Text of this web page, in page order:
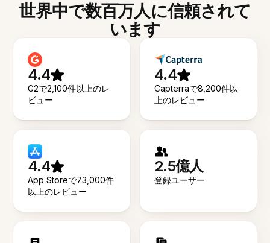
世界中で数百万人に信頼されて
います
4.4
G2で2,100件以上のレ
ビュー
4.4
Capterraで8,200件以
上のレビュー
4.4
App Storeで73,000件
以上のレビュー
2.5億人
登録ユーザー